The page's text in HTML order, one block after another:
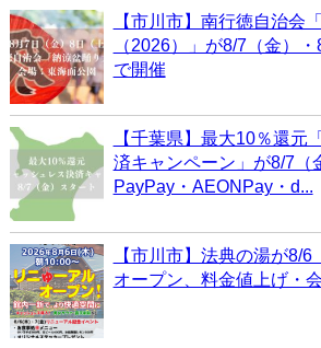
【市川市】南行徳自治会
（2026）」が8/7（金）
で開催
【千葉県】最大10％還元
済キャンペーン」が8/7（
PayPay・AEONPay・d...
【市川市】法典の湯が8/
オープン、料金値上げ・